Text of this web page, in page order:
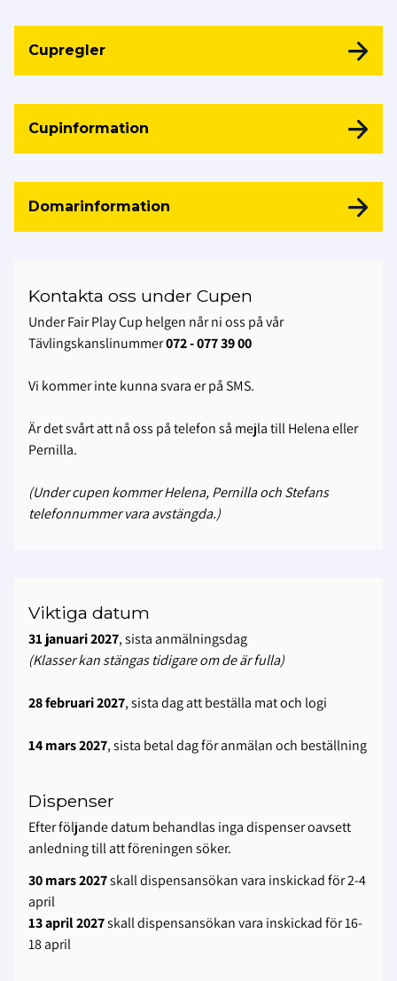
Cupregler
Cupinformation
Domarinformation
Kontakta oss under Cupen
Under Fair Play Cup helgen når ni oss på vår
Tävlingskanslinummer072 - 077 39 00
Vi kommer inte kunna svara er på SMS.
Är det svårt att nå oss på telefon så mejla till Helena eller
Pernilla.
(Under cupen kommer Helena, Pernilla och Stefans
telefonnummer vara avstängda.)
Viktiga datum
31 januari 2027, sista anmälningsdag
(Klasser kan stängas tidigare om de är fulla)
28 februari 2027, sista dag att beställa mat och logi
14 mars 2027, sista betal dag för anmälan och beställning
Dispenser
Efter följande datum behandlas inga dispenser oavsett
anledning till att föreningen söker.
30 mars 2027skall dispensansökan vara inskickad för 2-4
april
13 april 2027skall dispensansökan vara inskickad för 16-
18 april